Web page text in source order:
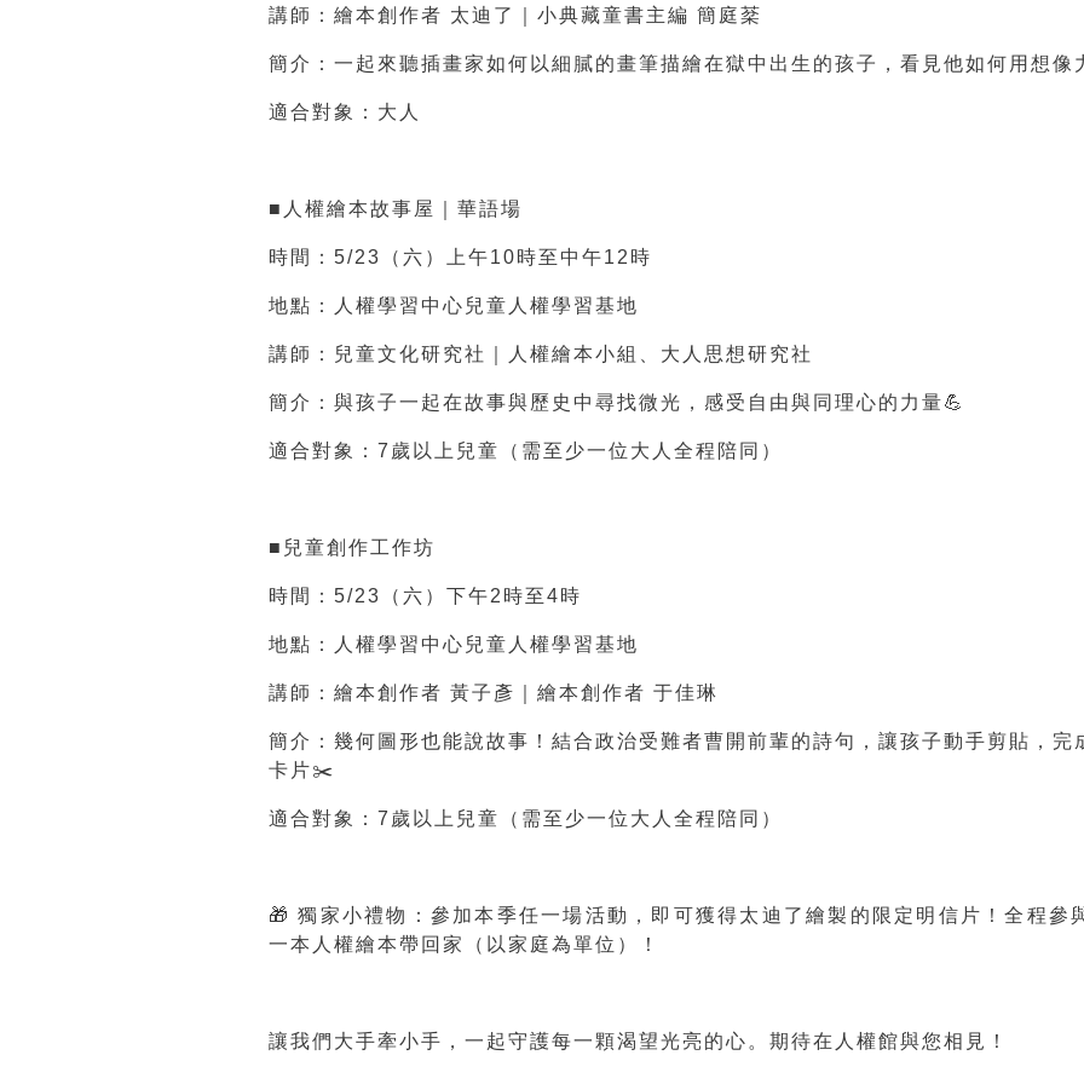
講師：繪本創作者 太迪了｜小典藏童書主編 簡庭棻
簡介：一起來聽插畫家如何以細膩的畫筆描繪在獄中出生的孩子，看見他如何用想像
適合對象：大人
■人權繪本故事屋｜華語場
時間：5/23（六）上午10時至中午12時
地點：人權學習中心兒童人權學習基地
講師：兒童文化研究社｜人權繪本小組、大人思想研究社
簡介：與孩子一起在故事與歷史中尋找微光，感受自由與同理心的力量💪
適合對象：7歲以上兒童（需至少一位大人全程陪同）
■兒童創作工作坊
時間：5/23（六）下午2時至4時
地點：人權學習中心兒童人權學習基地
講師：繪本創作者 黃子彥｜繪本創作者 于佳琳
簡介：幾何圖形也能說故事！結合政治受難者曹開前輩的詩句，讓孩子動手剪貼，完
卡片✂
適合對象：7歲以上兒童（需至少一位大人全程陪同）
🎁 獨家小禮物：參加本季任一場活動，即可獲得太迪了繪製的限定明信片！全程參
一本人權繪本帶回家（以家庭為單位）！
讓我們大手牽小手，一起守護每一顆渴望光亮的心。期待在人權館與您相見！